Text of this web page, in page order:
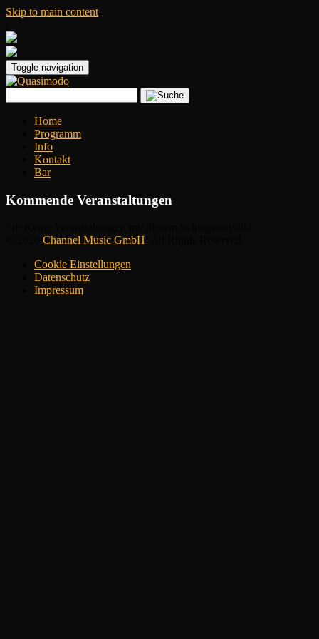
Skip to main content
Toggle navigation
Home
Programm
Info
Kontakt
Bar
Kommende Veranstaltungen
Channel Music GmbH
Cookie Einstellungen
Datenschutz
Impressum